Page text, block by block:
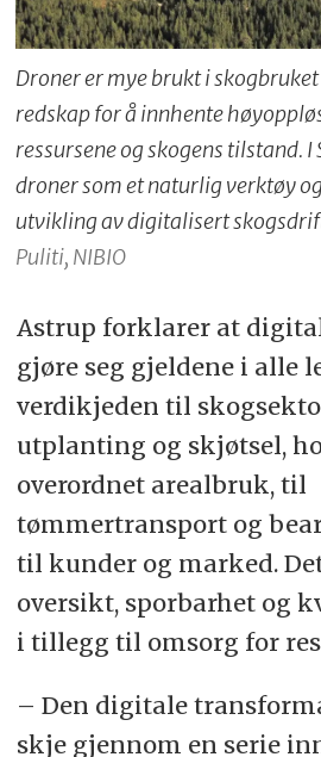
Den digitale
som vil legge
utviklingen av en
sektor i Norge.
viktig for
bidra til bedre
bidra til en høyere
skogsektoren.
Digitalisering innenfor
og forskning og
sektoren har vært
spredte aktiviteter hos
Skogsektoren er
mange, relativt små
begrenset forsknings-
utviklingskapasitet.
Droner er mye brukt i
redskap for å innhente
ressursene og skogens tilstand.
droner som et naturlig verktøy
utvikling av digitalisert
Puliti, NIBIO
Astrup forklarer at
gjøre seg gjeldene i alle
verdikjeden til
utplanting og skjøtsel,
overordnet arealbruk, til
tømmertransport og
til kunder og marked.
oversikt, sporbarhet og
i tillegg til omsorg for
– Den digitale
skje gjennom en serie